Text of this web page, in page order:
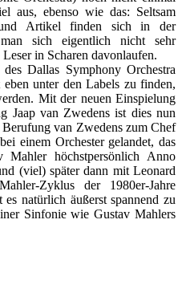
aus, ebenso wie das: Seltsam
und Artikel finden sich in der
man sich eigentlich nicht sehr
in Scharen davonlaufen.
Dallas Symphony Orchestra
unter den Labels zu finden,
Mit der neuen Einspielung
Jaap van Zwedens ist dies nun
van Zwedens zum Chef
einem Orchester gelandet, das
Mahler höchstpersönlich Anno
(viel) später dann mit Leonard
Zyklus der 1980er-Jahre
natürlich äußerst spannend zu
Sinfonie wie Gustav Mahlers